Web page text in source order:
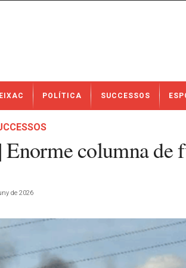
POLÍTICA SUCCESSOS
columna de
de 2026